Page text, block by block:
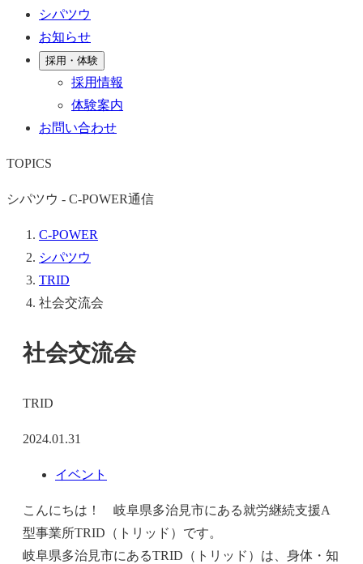
シパツウ
お知らせ
採用・体験
採用情報
体験案内
お問い合わせ
TOPICS
シパツウ - C-POWER通信
C-POWER
シパツウ
TRID
社会交流会
社会交流会
TRID
2024.01.31
イベント
こんにちは！ 岐阜県多治見市にある就労継続支援A
型事業所TRID（トリッド）です。
岐阜県多治見市にあるTRID（トリッド）は、身体・知